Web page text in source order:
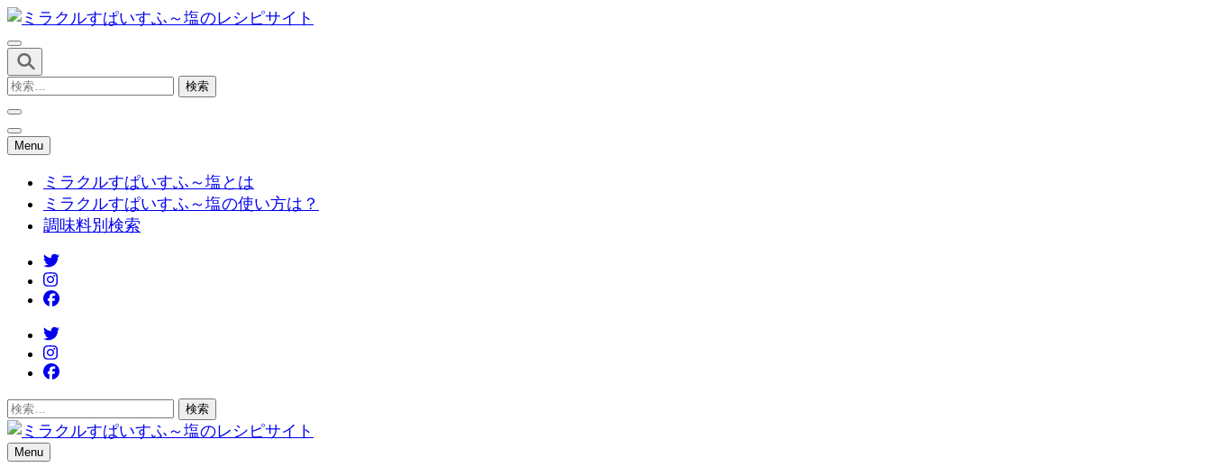
コ
ン
テ
ン
へ
ス
(Enter
ミラクルすぱいすふ～塩のレシピサイト
検
索:
Menu
ミラクルすぱいすふ～塩とは
ミラクルすぱいすふ～塩の使い方は？
調味料別検索
検
索:
Menu